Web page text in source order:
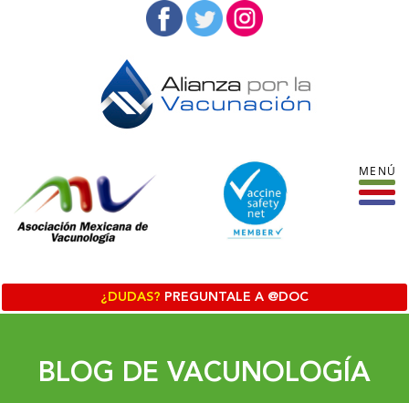
¿DUDAS? PREGUNTALE A @DOC
BLOG DE VACUNOLOGÍA